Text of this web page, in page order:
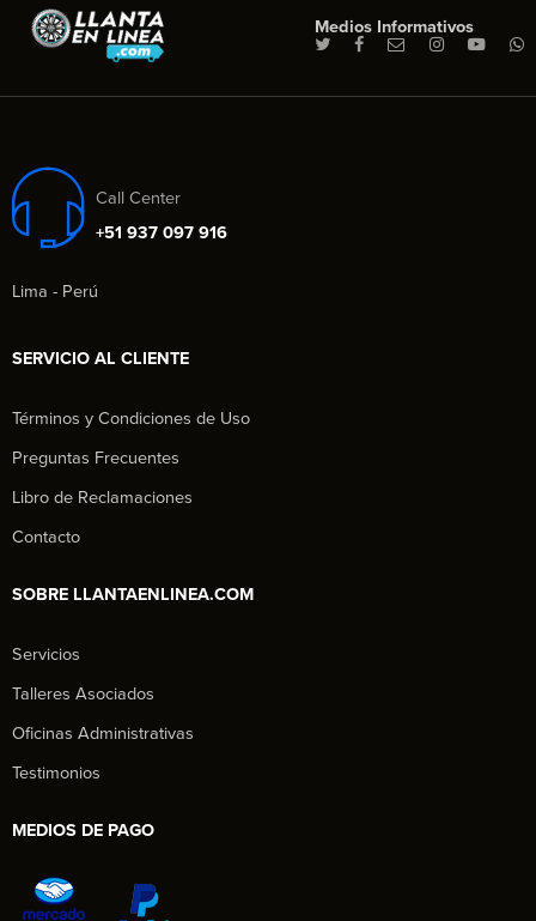
Medios Informativos
Call Center
+51 937 097 916
Lima - Perú
SERVICIO AL CLIENTE
Términos y Condiciones de Uso
Preguntas Frecuentes
Libro de Reclamaciones
Contacto
SOBRE LLANTAENLINEA.COM
Servicios
Talleres Asociados
Oficinas Administrativas
Testimonios
MEDIOS DE PAGO